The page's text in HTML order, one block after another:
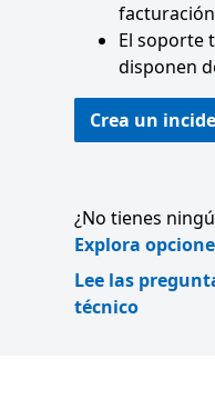
El soporte
disponen
Crea un
¿No tienes
Explora
Lee las
técnico